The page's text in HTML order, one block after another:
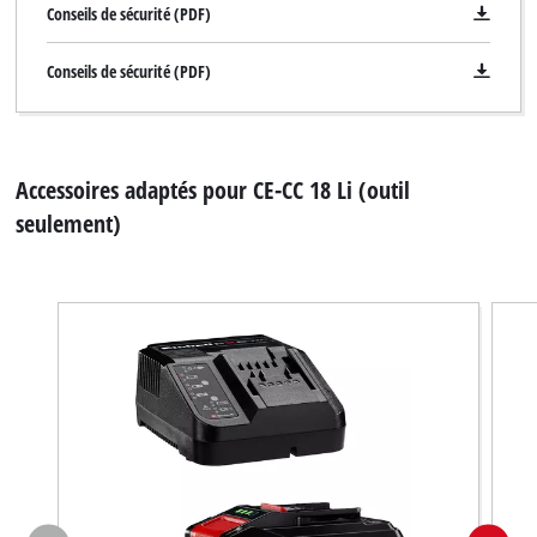
Nous avons besoin de votre accord pour
pouvoir charger Google Maps !
Conseils de sécurité (PDF)
Conseils de sécurité (PDF)
Accessoires adaptés pour CE-CC 18 Li (outil
seulement)